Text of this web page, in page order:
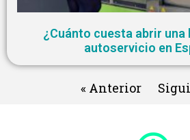
¿Cuánto cuesta abrir una
autoservicio en
« Anterior